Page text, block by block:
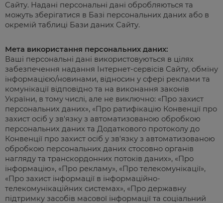
Сайту. Надані персональні дані обробляються та
можуть зберігатися в Базі персональних даних або в
окремій таблиці Бази даних Сайту.
Мета використання персональних даних:
Ваші персональні дані використовуються в цілях
забезпечення надання Інтернет-сервісів Сайту, обміну
інформацією/новинами, відносин у сфері реклами та
комунікації відповідно та на виконання законів
України, в тому числі, але не виключно: «Про захист
персональних даних», «Про ратифікацію Конвенції про
захист осіб у зв'язку з автоматизованою обробкою
персональних даних та Додаткового протоколу до
Конвенції про захист осіб у зв'язку з автоматизованою
обробкою персональних даних стосовно органів
нагляду та транскордонних потоків даних», «Про
інформацію», «Про рекламу», «Про телекомунікації»,
«Про захист інформації в інформаційно-
телекомунікаційних системах», «Про державну
підтримку засобів масової інформації та соціальний